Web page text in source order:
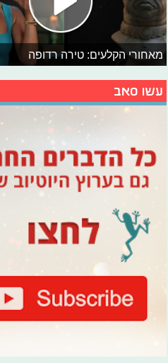
מאחורי הקלעים: טירה רדופה
עשו סאב